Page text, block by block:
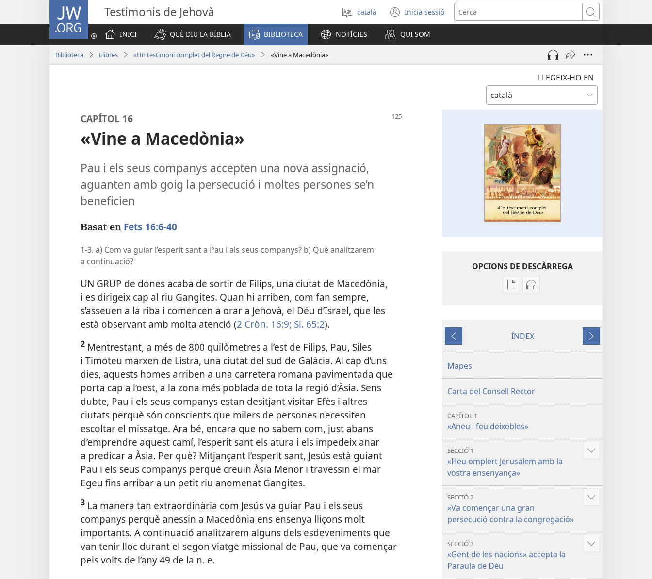
JW.ORG Testimonis de Jehovà
Selecciona
un
idioma
català Inicia sessió
(obre
una
finestra
nova)
Cerca
INICI
QUÈ DIU LA BÍBLIA BIBLIOTECA NOTÍCIES QUI SOM
Biblioteca Llibres «Un testimoni complet del Regne de Déu» «Vine a Macedònia»
LLEGEIX-HO EN
CAPÍTOL 16
«Vine a Macedònia»
Pau i els seus companys accepten una nova assignació,
aguanten amb goig la persecució i moltes persones se’n
beneficien
Basat en Fets 16:6-40
1-3. a) Com va guiar l’esperit sant a Pau i als seus companys? b) Què analitzarem
a continuació?
UN GRUP de dones acaba de sortir de Filips, una ciutat de Macedònia,
i es dirigeix cap al riu Gangites. Quan hi arriben, com fan sempre,
s’asseuen a la riba i comencen a orar a Jehovà, el Déu d’Israel, que les
està observant amb molta atenció (2 Cròn. 16:9; Sl. 65:2).
2 Mentrestant, a més de 800 quilòmetres a l’est de Filips, Pau, Siles
i Timoteu marxen de Listra, una ciutat del sud de Galàcia. Al cap d’uns
dies, aquests homes arriben a una carretera romana pavimentada que
porta cap a l’oest, a la zona més poblada de tota la regió d’Àsia. Sens
dubte, Pau i els seus companys estan desitjant visitar Efès i altres
ciutats perquè són conscients que milers de persones necessiten
escoltar el missatge. Ara bé, encara que no sabem com, just abans
d’emprendre aquest camí, l’esperit sant els atura i els impedeix anar
a predicar a Àsia. Per què? Mitjançant l’esperit sant, Jesús està guiant
Pau i els seus companys perquè creuin Àsia Menor i travessin el mar
Egeu fins arribar a un petit riu anomenat Gangites.
3 La manera tan extraordinària com Jesús va guiar Pau i els seus
companys perquè anessin a Macedònia ens ensenya lliçons molt
importants. A continuació analitzarem alguns dels esdeveniments que
van tenir lloc durant el segon viatge missional de Pau, que va començar
pels volts de l’any 49 de la n. e.
OPCIONS DE DESCÀRREGA
Opcions
publicacions
Regne
de
Opcions
«Un
de
Déu»
Anterior
ÍNDEX
Següent
Mapes
Carta del Consell Rector
CAPÍTOL 1
«Aneu i feu deixebles»
SECCIÓ 1
«Heu omplert Jerusalem amb la
vostra ensenyança»
Mostra'n
SECCIÓ 2
«Va començar una gran
persecució contra la congregació»
Mostra'n
SECCIÓ 3
«Gent de les nacions» accepta la
Paraula de Déu
Mostra'n